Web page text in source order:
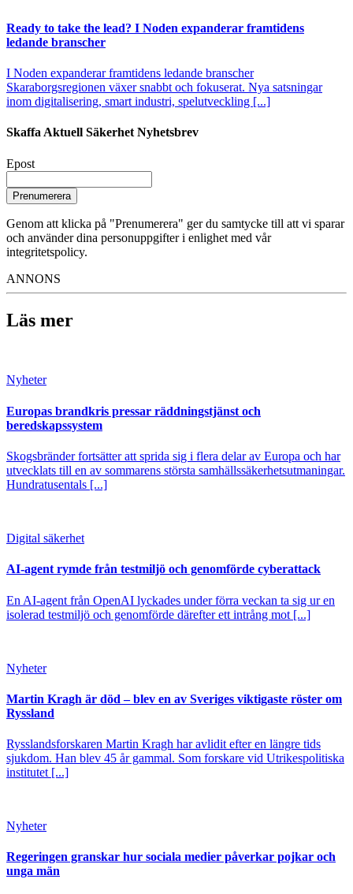
Ready to take the lead? I Noden expanderar framtidens
ledande branscher
I Noden expanderar framtidens ledande branscher
Skaraborgsregionen växer snabbt och fokuserat. Nya satsningar
inom digitalisering, smart industri, spelutveckling [...]
Skaffa Aktuell Säkerhet Nyhetsbrev
Epost
Prenumerera
Genom att klicka på "Prenumerera" ger du samtycke till att vi sparar
och använder dina personuppgifter i enlighet med vår
integritetspolicy.
ANNONS
Läs mer
Nyheter
Europas brandkris pressar räddningstjänst och
beredskapssystem
Skogsbränder fortsätter att sprida sig i flera delar av Europa och har
utvecklats till en av sommarens största samhällssäkerhetsutmaningar.
Hundratusentals [...]
Digital säkerhet
AI-agent rymde från testmiljö och genomförde cyberattack
En AI-agent från OpenAI lyckades under förra veckan ta sig ur en
isolerad testmiljö och genomförde därefter ett intrång mot [...]
Nyheter
Martin Kragh är död – blev en av Sveriges viktigaste röster om
Ryssland
Rysslandsforskaren Martin Kragh har avlidit efter en längre tids
sjukdom. Han blev 45 år gammal. Som forskare vid Utrikespolitiska
institutet [...]
Nyheter
Regeringen granskar hur sociala medier påverkar pojkar och
unga män